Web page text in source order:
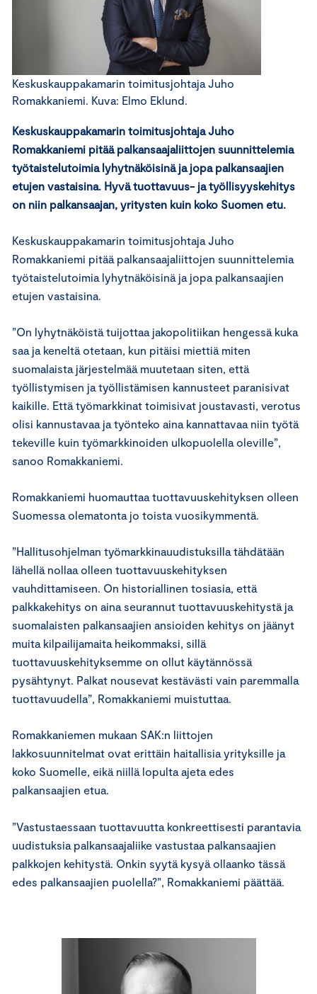
Keskuskauppakamarin toimitusjohtaja Juho
Romakkaniemi. Kuva: Elmo Eklund.
Keskuskauppakamarin toimitusjohtaja Juho
Romakkaniemi pitää palkansaajaliittojen suunnittelemia
työtaistelutoimia lyhytnäköisinä ja jopa palkansaajien
etujen vastaisina. Hyvä tuottavuus- ja työllisyyskehitys
on niin palkansaajan, yritysten kuin koko Suomen etu.
Keskuskauppakamarin toimitusjohtaja Juho
Romakkaniemi pitää palkansaajaliittojen suunnittelemia
työtaistelutoimia lyhytnäköisinä ja jopa palkansaajien
etujen vastaisina.
”On lyhytnäköistä tuijottaa jakopolitiikan hengessä kuka
saa ja keneltä otetaan, kun pitäisi miettiä miten
suomalaista järjestelmää muutetaan siten, että
työllistymisen ja työllistämisen kannusteet paranisivat
kaikille. Että työmarkkinat toimisivat joustavasti, verotus
olisi kannustavaa ja työnteko aina kannattavaa niin työtä
tekeville kuin työmarkkinoiden ulkopuolella oleville”,
sanoo Romakkaniemi.
Romakkaniemi huomauttaa tuottavuuskehityksen olleen
Suomessa olematonta jo toista vuosikymmentä.
”Hallitusohjelman työmarkkinauudistuksilla tähdätään
lähellä nollaa olleen tuottavuuskehityksen
vauhdittamiseen. On historiallinen tosiasia, että
palkkakehitys on aina seurannut tuottavuuskehitystä ja
suomalaisten palkansaajien ansioiden kehitys on jäänyt
muita kilpailijamaita heikommaksi, sillä
tuottavuuskehityksemme on ollut käytännössä
pysähtynyt. Palkat nousevat kestävästi vain paremmalla
tuottavuudella”, Romakkaniemi muistuttaa.
Romakkaniemen mukaan SAK:n liittojen
lakkosuunnitelmat ovat erittäin haitallisia yrityksille ja
koko Suomelle, eikä niillä lopulta ajeta edes
palkansaajien etua.
”Vastustaessaan tuottavuutta konkreettisesti parantavia
uudistuksia palkansaajaliike vastustaa palkansaajien
palkkojen kehitystä. Onkin syytä kysyä ollaanko tässä
edes palkansaajien puolella?”, Romakkaniemi päättää.